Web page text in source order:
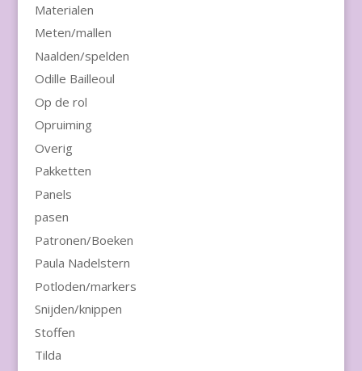
Materialen
Meten/mallen
Naalden/spelden
Odille Bailleoul
Op de rol
Opruiming
Overig
Pakketten
Panels
pasen
Patronen/Boeken
Paula Nadelstern
Potloden/markers
Snijden/knippen
Stoffen
Tilda